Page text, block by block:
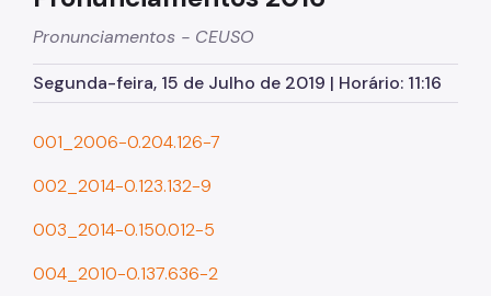
Planos Regionais
Demais Leis e Decretos
Pronunciamentos - CEUSO
Segunda-feira, 15 de Julho de 2019 | Horário: 11:16
001_2006-0.204.126-7
002_2014-0.123.132-9
003_2014-0.150.012-5
004_2010-0.137.636-2